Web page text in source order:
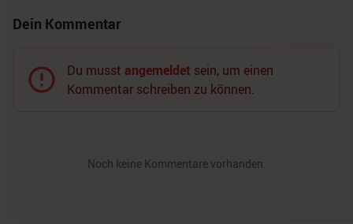
Dein Kommentar
Du musst angemeldet sein, um einen
Kommentar schreiben zu können.
Noch keine Kommentare vorhanden.